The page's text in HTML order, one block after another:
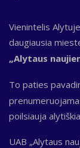
Vienintelis
daugiausia
„Alytaus
To paties
poilsiauja
UAB „Alytaus